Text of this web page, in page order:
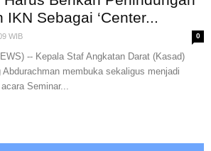
Sebagai ‘Center...
WIB 0
-- Kepala Staf Angkatan Darat (Kasad)
Abdurachman membuka sekaligus menjadi
Seminar...